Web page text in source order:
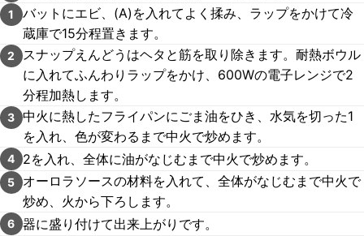
1
バットにエビ、(A)を入れてよく揉み、ラップをかけて冷
蔵庫で15分程置きます。
2
スナップえんどうはヘタと筋を取り除きます。耐熱ボウル
に入れてふんわりラップをかけ、600Wの電子レンジで2
分程加熱します。
3 中火に熱したフライパンにごま油をひき、水気を切った1
を入れ、色が変わるまで中火で炒めます。
4 2を入れ、全体に油がなじむまで中火で炒めます。
5
オーロラソースの材料を入れて、全体がなじむまで中火で
炒め、火から下ろします。
6 器に盛り付けて出来上がりです。